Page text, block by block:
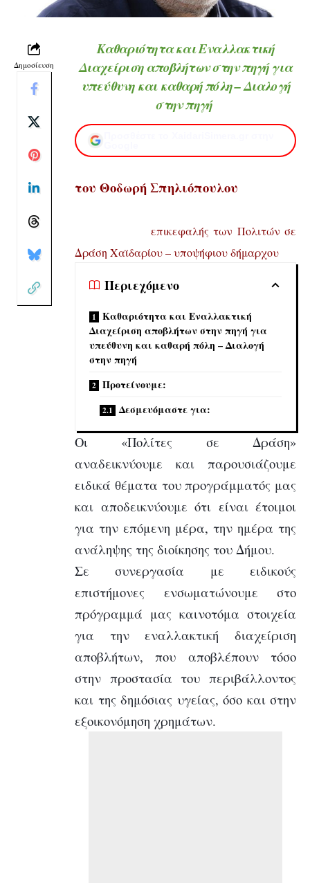
Δημοσίευση
Καθαριότητα και Εναλλακτική
Διαχείριση αποβλήτων στην πηγή για
υπεύθυνη και καθαρή πόλη – Διαλογή
στην πηγή
του Θοδωρή Σπηλιόπουλου
επικεφαλής των Πολιτών σε
Δράση Χαϊδαρίου – υποψήφιου δήμαρχου
Περιεχόμενο
Καθαριότητα και Εναλλακτική
Διαχείριση αποβλήτων στην πηγή για
υπεύθυνη και καθαρή πόλη – Διαλογή
στην πηγή
Προτείνουμε:
Δεσμευόμαστε για:
Οι «Πολίτες σε Δράση»
αναδεικνύουμε και παρουσιάζουμε
ειδικά θέματα του προγράμματός μας
και αποδεικνύουμε ότι είναι έτοιμοι
για την επόμενη μέρα, την ημέρα της
ανάληψης της διοίκησης του Δήμου.
Σε συνεργασία με ειδικούς
επιστήμονες ενσωματώνουμε στο
πρόγραμμά μας καινοτόμα στοιχεία
για την εναλλακτική διαχείριση
αποβλήτων, που αποβλέπουν τόσο
στην προστασία του περιβάλλοντος
και της δημόσιας υγείας, όσο και στην
εξοικονόμηση χρημάτων.